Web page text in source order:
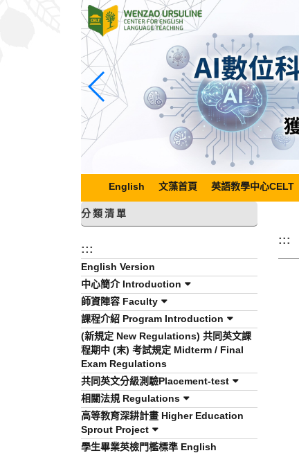
English 文藻首頁 英語教學中心CELT
分類清單
:::
English Version
中心簡介 Introduction
師資陣容 Faculty
課程介紹 Program Introduction
(新規定 New Regulations) 共同英文課
程期中 (末) 考試規定 Midterm / Final
Exam Regulations
共同英文分級測驗Placement-test
相關法規 Regulations
高等教育深耕計畫 Higher Education
Sprout Project
學生畢業英檢門檻標準 English
:::